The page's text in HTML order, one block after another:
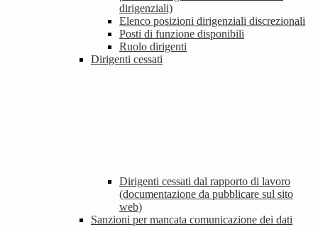
dirigenziali)
Elenco posizioni dirigenziali discrezionali
Posti di funzione disponibili
Ruolo dirigenti
Dirigenti cessati
Dirigenti cessati dal rapporto di lavoro
(documentazione da pubblicare sul sito
web)
Sanzioni per mancata comunicazione dei dati